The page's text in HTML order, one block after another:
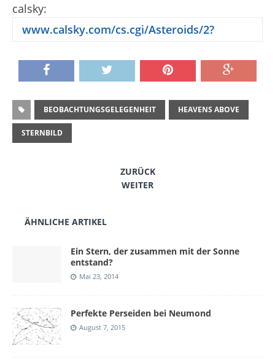
calsky:
www.calsky.com/cs.cgi/Asteroids/2?
BEOBACHTUNGSGELEGENHEIT HEAVENS ABOVE
STERNBILD
ZURÜCK
WEITER
ÄHNLICHE ARTIKEL
Ein Stern, der zusammen mit der Sonne
entstand?
Mai 23, 2014
Perfekte Perseiden bei Neumond
August 7, 2015